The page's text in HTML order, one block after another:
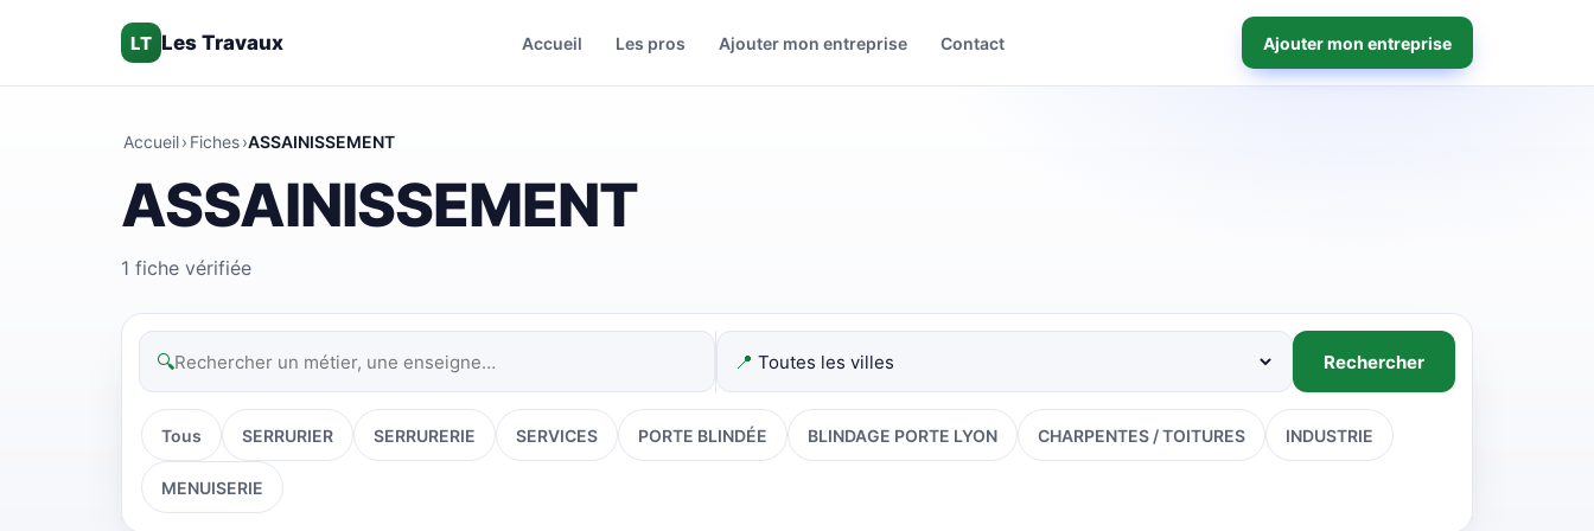
LT Les Travaux Accueil Les pros Ajouter mon entreprise Contact Ajouter mon entreprise
Accueil› Fiches›ASSAINISSEMENT
ASSAINISSEMENT
1 fiche vérifiée
🔍 📍 Rechercher
Tous SERRURIER SERRURERIE SERVICES PORTE BLINDÉE BLINDAGE PORTE LYON CHARPENTES / TOITURES INDUSTRIE
MENUISERIE